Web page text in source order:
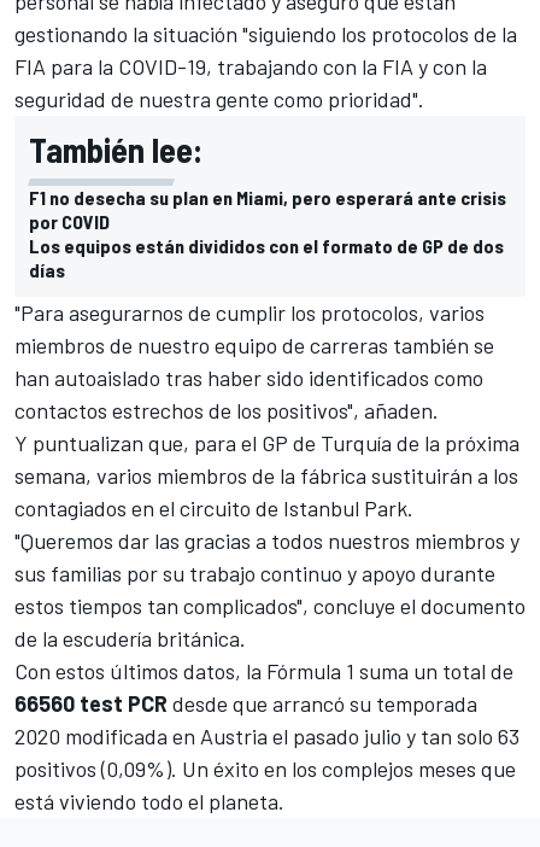
gestionando la situación "siguiendo los protocolos de la
FIA para la COVID-19, trabajando con la FIA y con la
seguridad de nuestra gente como prioridad".
También lee:
F1 no desecha su plan en Miami, pero esperará ante crisis
por COVID
Los equipos están divididos con el formato de GP de dos
días
"Para asegurarnos de cumplir los protocolos, varios
miembros de nuestro equipo de carreras también se
han autoaislado tras haber sido identificados como
contactos estrechos de los positivos", añaden.
Y puntualizan que, para el GP de Turquía de la próxima
semana, varios miembros de la fábrica sustituirán a los
contagiados en el circuito de Istanbul Park.
"Queremos dar las gracias a todos nuestros miembros y
sus familias por su trabajo continuo y apoyo durante
estos tiempos tan complicados", concluye el documento
de la escudería británica.
Con estos últimos datos, la Fórmula 1 suma un total de
66560 test PCR desde que arrancó su temporada
2020 modificada en Austria el pasado julio y tan solo 63
positivos (0,09%). Un éxito en los complejos meses que
está viviendo todo el planeta.